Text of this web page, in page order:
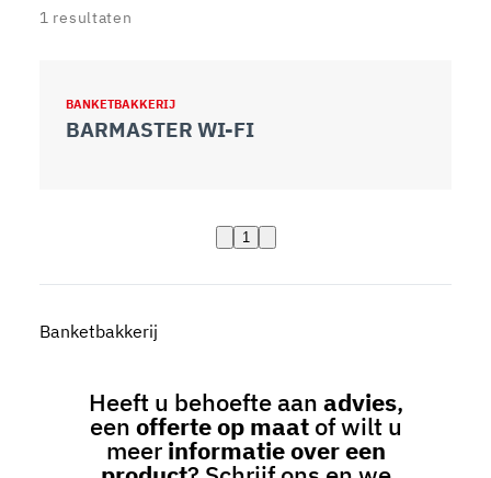
1 resultaten
BANKETBAKKERIJ
BARMASTER WI-FI
1
Banketbakkerij
Heeft u behoefte aan advies,
een offerte op maatof wilt u
meer informatie over een